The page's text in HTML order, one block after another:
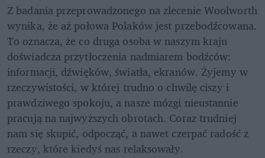
Z badania przeprowadzonego na zlecenie Woolworth
wynika, że aż połowa Polaków jest przebodźcowana.
To oznacza, że co druga osoba w naszym kraju
doświadcza przytłoczenia nadmiarem bodźców:
informacji, dźwięków, światła, ekranów. Żyjemy w
rzeczywistości, w której trudno o chwilę ciszy i
prawdziwego spokoju, a nasze mózgi nieustannie
pracują na najwyższych obrotach. Coraz trudniej
nam się skupić, odpocząć, a nawet czerpać radość z
rzeczy, które kiedyś nas relaksowały.